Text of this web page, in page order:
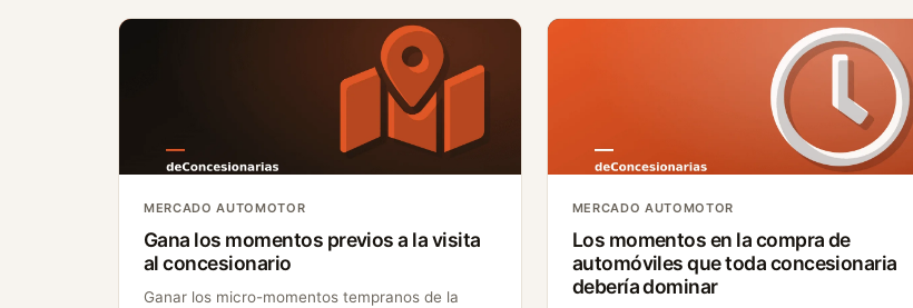
MERCADO AUTOMOTOR
Gana los momentos previos a la visita
al concesionario
Ganar los micro-momentos tempranos de la
MERCADO AUTOMOTOR
Los momentos en la compra de
automóviles que toda concesionaria
debería dominar